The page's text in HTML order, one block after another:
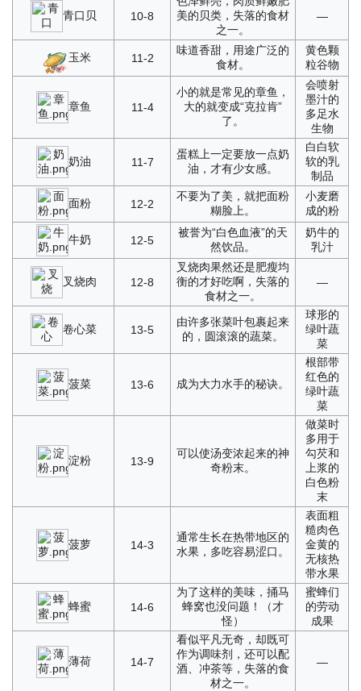
青口贝 10-8
美的贝类，失落的食材
之一。
—
玉米 11-2
味道香甜，用途广泛的
食材。
黄色颗
粒谷物
章鱼 11-4
小的就是常见的章鱼，
大的就变成“克拉肯”
了。
会喷射
墨汁的
多足水
生物
奶油 11-7
蛋糕上一定要放一点奶
油，才有少女感。
白白软
软的乳
制品
面粉 12-2
不要为了美，就把面粉
糊脸上。
小麦磨
成的粉
牛奶 12-5
被誉为“白色血液”的天
然饮品。
奶牛的
乳汁
叉烧肉 12-8
叉烧肉果然还是肥瘦均
衡的才好吃啊，失落的
食材之一。
—
卷心菜 13-5
由许多张菜叶包裹起来
的，圆滚滚的蔬菜。
球形的
绿叶蔬
菜
菠菜 13-6 成为大力水手的秘诀。
根部带
红色的
绿叶蔬
菜
淀粉 13-9
可以使汤变浓起来的神
奇粉末。
做菜时
多用于
勾芡和
上浆的
白色粉
末
菠萝 14-3
通常生长在热带地区的
水果，多吃容易涩口。
表面粗
糙肉色
金黄的
无核热
带水果
蜂蜜 14-6
为了这样的美味，捅马
蜂窝也没问题！（才
怪）
蜜蜂们
的劳动
成果
薄荷 14-7
看似平凡无奇，却既可
作为调味剂，还可以配
酒、冲茶等，失落的食
材之一。
—